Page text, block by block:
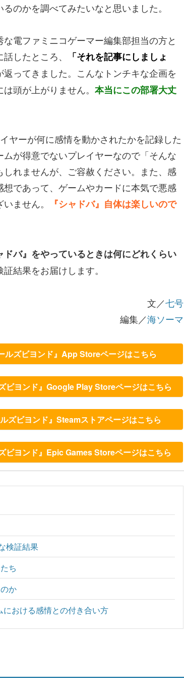
のかを調べてみたいなと思いました。
電ファミニコゲーマー編集部担当の方と
したところ、
「それを記事にしましょ
返ってきました。こんなトンチキな企画を
頭が上がりません。 本当にこの部署大丈
ヤーが何に感情を動かされたかを記録した
が得意でないプレイヤーなので「そんな
れませんが、ご容赦ください。また、感
であって、ゲームやカードに本気で悪感
ません。
『シャドバ』自体は楽しいので
ドバ』をやっているときは何にどれくらい
証結果をお届けします。
文／七号
編集／海ソーマ
ルズビヨンド』App Storeページはこちら
ビヨンド』Google Play Storeページはこちら
ズビヨンド』Steamストアページはこちら
ビヨンド』Epic Games Storeページはこちら
検証結果
ち
か
おける感情との付き合い方